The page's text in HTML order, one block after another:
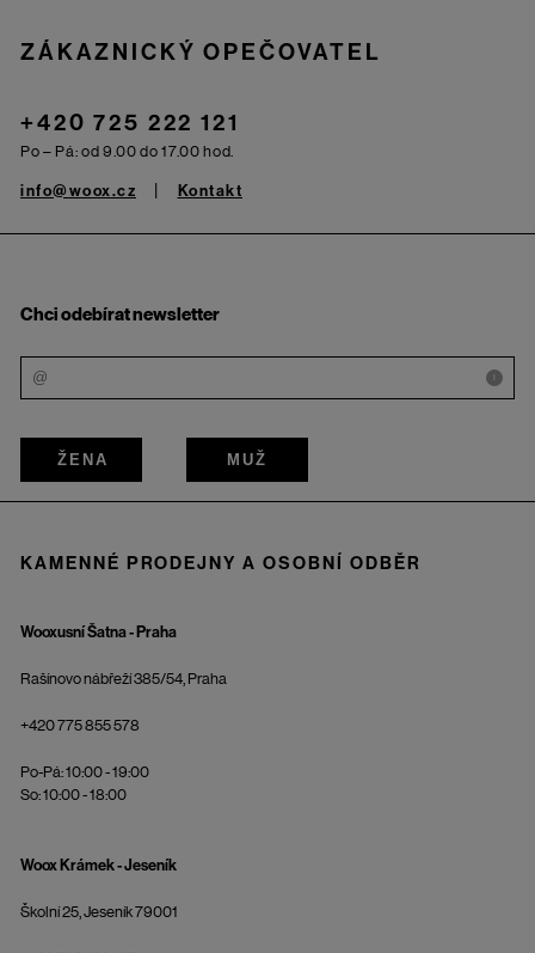
ZÁKAZNICKÝ OPEČOVATEL
+420 725 222 121
Po – Pá: od 9.00 do 17.00 hod.
info@woox.cz Kontakt
Chci odebírat newsletter
i
ŽENA MUŽ
KAMENNÉ PRODEJNY A OSOBNÍ ODBĚR
Wooxusní Šatna - Praha
Rašínovo nábřeží 385/54, Praha
+420 775 855 578
Po-Pá: 10:00 - 19:00
So: 10:00 - 18:00
Woox Krámek - Jeseník
Školní 25, Jeseník 79001